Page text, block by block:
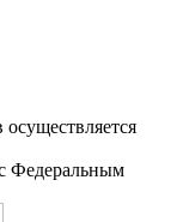
Федеральным